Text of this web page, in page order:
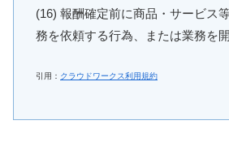
(16) 報酬確定前に商品・サービス
務を依頼する行為、または業務を
引用： クラウドワークス利用規約